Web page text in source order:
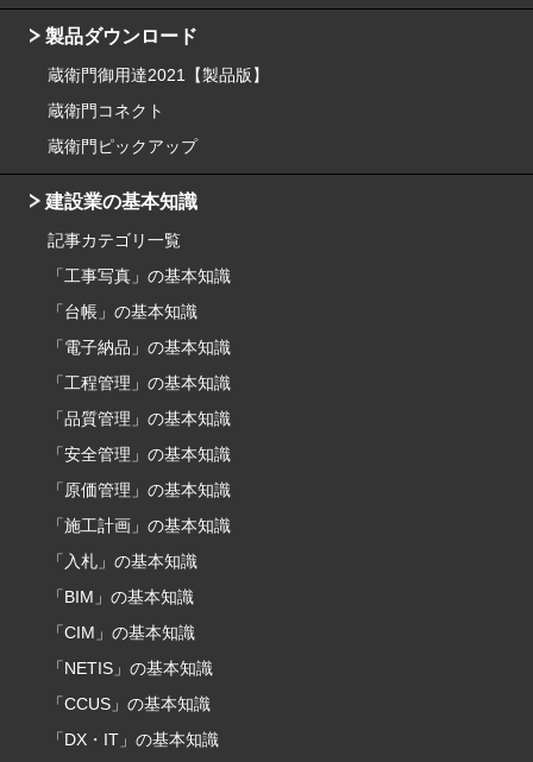
製品ダウンロード
蔵衛門御用達2021【製品版】
蔵衛門コネクト
蔵衛門ピックアップ
建設業の基本知識
記事カテゴリ一覧
「工事写真」の基本知識
「台帳」の基本知識
「電子納品」の基本知識
「工程管理」の基本知識
「品質管理」の基本知識
「安全管理」の基本知識
「原価管理」の基本知識
「施工計画」の基本知識
「入札」の基本知識
「BIM」の基本知識
「CIM」の基本知識
「NETIS」の基本知識
「CCUS」の基本知識
「DX・IT」の基本知識